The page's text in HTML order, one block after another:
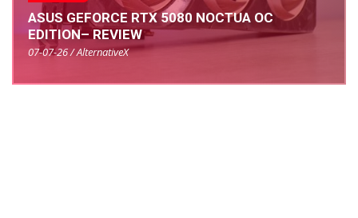
ASUS GEFORCE RTX 5080 NOCTUA OC
EDITION– REVIEW
07-07-26 / AlternativeX